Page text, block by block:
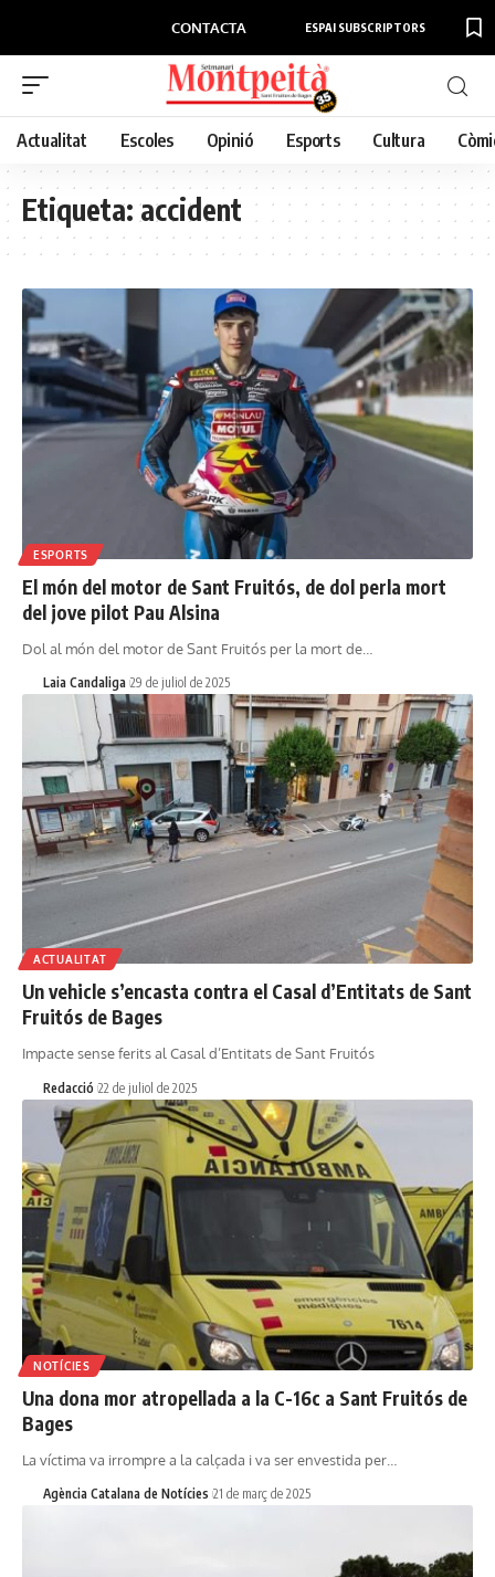
CONTACTA ESPAI SUBSCRIPTORS
Actualitat Escoles Opinió Esports Cultura
Etiqueta:accident
ESPORTS
El món del motor de Sant Fruitós, de dol perla mort
del jove pilot Pau Alsina
Dol al món del motor de Sant Fruitós per la mort de…
Laia Candaliga 29 de juliol de 2025
ACTUALITAT
Un vehicle s’encasta contra el Casal d’Entitats de Sant
Fruitós de Bages
Impacte sense ferits al Casal d’Entitats de Sant Fruitós
Redacció 22 de juliol de 2025
NOTÍCIES
Una dona mor atropellada a la C-16c a Sant Fruitós de
Bages
La víctima va irrompre a la calçada i va ser envestida per…
Agència Catalana de Notícies 21 de març de 2025